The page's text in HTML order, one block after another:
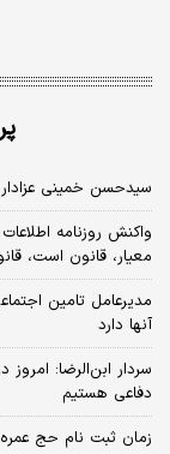
سیدحسن خمینی
واکنش روزنامه
معیار، قانون است،
مدیرعامل تامین
آنها دارد
سردار ابن‌الرضا:
دفاعی هستیم
زمان ثبت‌ نام حج